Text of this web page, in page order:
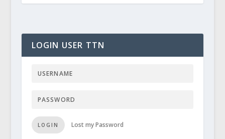
LOGIN USER TTN
LOGIN Lost my Password